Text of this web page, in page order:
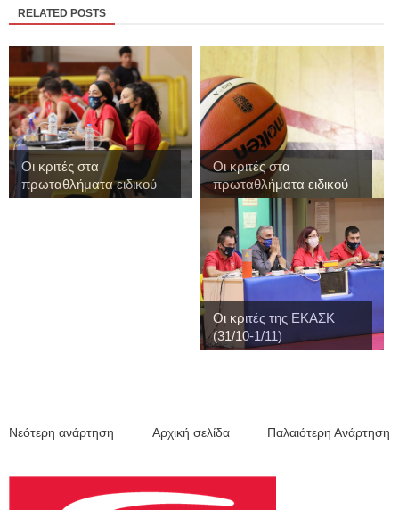
RELATED POSTS
Οι κριτές στα
πρωταθλήματα ειδικού
...
Οι κριτές στα
πρωταθλήματα ειδικού
...
Οι κριτές της ΕΚΑΣΚ
(31/10-1/11)
Νεότερη ανάρτηση Παλαιότερη Ανάρτηση
Αρχική σελίδα